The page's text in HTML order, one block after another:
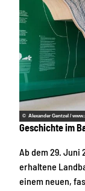
© Alexander Gentzel /
Geschichte im
Ab dem 29. Juni
erhaltene
einem neuen,